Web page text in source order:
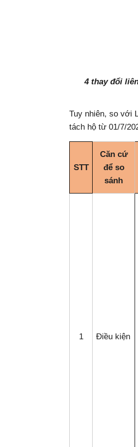
4 thay đổi
Tuy nhiên, so với
tách hộ từ 01/7/
STT
Căn cứ
để so
sánh
1 Điều kiện